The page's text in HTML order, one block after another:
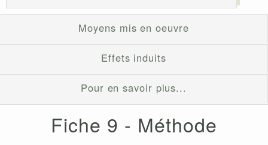
Moyens mis en oeuvre
Effets induits
Pour en savoir plus...
Fiche 9 - Méthode